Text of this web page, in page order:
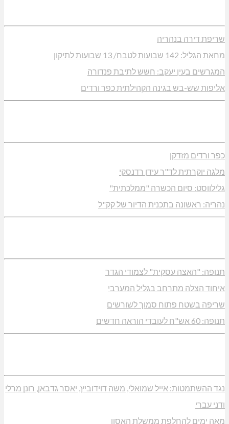
שריפת דירה בנהריה
מחאת הגליל: 142 שבועות לטבח/ 13 שבועות לתיקון
המגרשים בעין יעקב: חשש לתיבת פנדורה
אליפות שש-בש בגינה הקהילתית כפר ורדים
כפר ורדים מזדקן
מלגה יוקרתית לד"ר עידן רדנסקי
גלילווסט: סיום הכשרה "ממלכתית"
נהריה: ראשונה בתכנית הדיור של קק"ל
תנופה: "האצה עסקית" לצמודי הגדר
איחוד הצלה מתרחב בגליל המערבי
שריפה בשטח פתוח סמוך לשורשים
תנופה: 60 אש"ח לעובדי הוראה חדשים
נגד ההשתמטות: אייל שמואלי, משה דוידוביץ, יאסר גדבאן, רונן מרלי
ודני עברי
מאה ימים להחלפת ממשלת האסון